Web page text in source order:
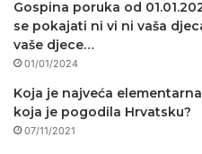
Gospina poruka od
se pokajati ni vi ni vaša
vaše djece…
01/01/2024
Koja je najveća
koja je pogodila Hrvatsku?
07/11/2021